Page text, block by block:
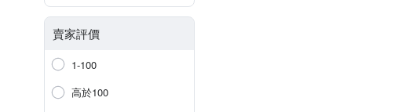
賣家評價
1-100
高於100